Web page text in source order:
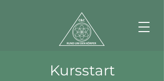
Kursstart